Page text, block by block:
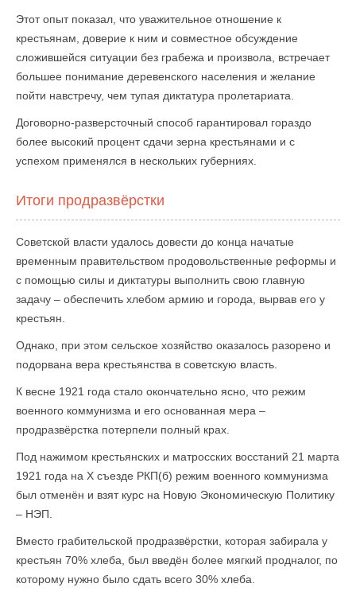
Этот опыт показал, что уважительное отношение к
крестьянам, доверие к ним и совместное обсуждение
сложившейся ситуации без грабежа и произвола, встречает
большее понимание деревенского населения и желание
пойти навстречу, чем тупая диктатура пролетариата.
Договорно-разверсточный способ гарантировал гораздо
более высокий процент сдачи зерна крестьянами и с
успехом применялся в нескольких губерниях.
Итоги продразвёрстки
Советской власти удалось довести до конца начатые
временным правительством продовольственные реформы и
с помощью силы и диктатуры выполнить свою главную
задачу – обеспечить хлебом армию и города, вырвав его у
крестьян.
Однако, при этом сельское хозяйство оказалось разорено и
подорвана вера крестьянства в советскую власть.
К весне 1921 года стало окончательно ясно, что режим
военного коммунизма и его основанная мера –
продразвёрстка потерпели полный крах.
Под нажимом крестьянских и матросских восстаний 21 марта
1921 года на X съезде РКП(б) режим военного коммунизма
был отменён и взят курс на Новую Экономическую Политику
– НЭП.
Вместо грабительской продразвёрстки, которая забирала у
крестьян 70% хлеба, был введён более мягкий продналог, по
которому нужно было сдать всего 30% хлеба.